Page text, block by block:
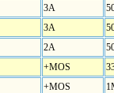
3A
3A
2A
+MOS
+MOS